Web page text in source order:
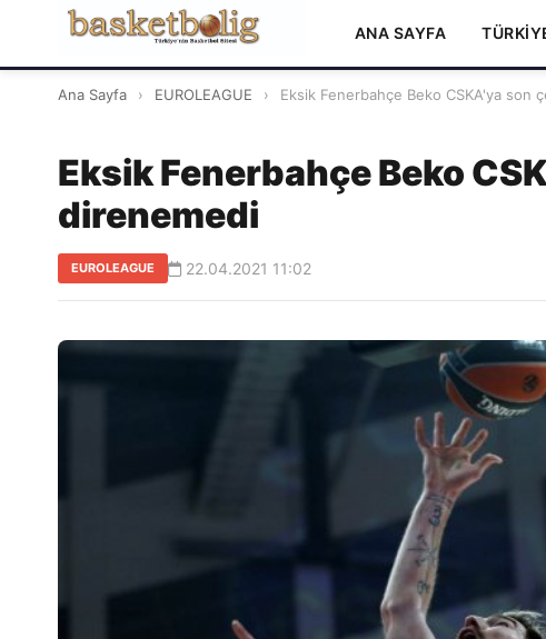
ANA SAYFA
Ana Sayfa › EUROLEAGUE › Eksik Fenerbahçe Beko CSKA'ya son
Eksik Fenerbahçe Beko
direnemedi
EUROLEAGUE 22.04.2021 11:02